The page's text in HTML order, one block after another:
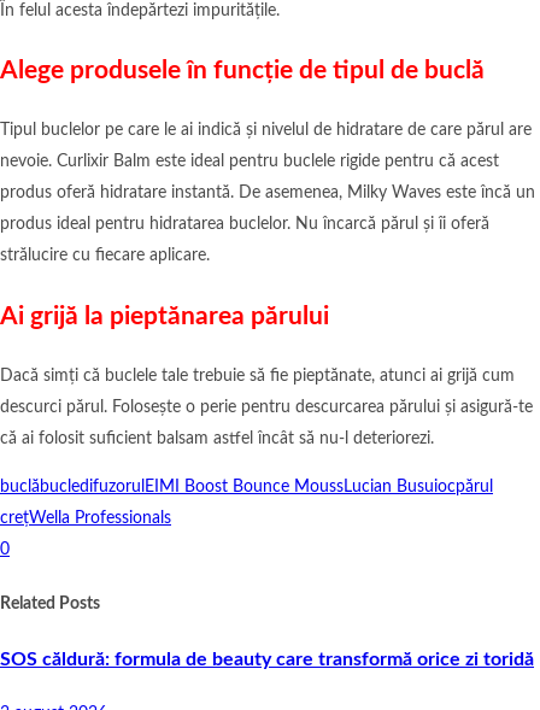
În felul acesta îndepărtezi impuritățile.
Alege produsele în funcție de tipul de buclă
Tipul buclelor pe care le ai indică și nivelul de hidratare de care părul are
nevoie. Curlixir Balm este ideal pentru buclele rigide pentru că acest
produs oferă hidratare instantă. De asemenea, Milky Waves este încă un
produs ideal pentru hidratarea buclelor. Nu încarcă părul și îi oferă
strălucire cu fiecare aplicare.
Ai grijă la pieptănarea părului
Dacă simți că buclele tale trebuie să fie pieptănate, atunci ai grijă cum
descurci părul. Folosește o perie pentru descurcarea părului și asigură-te
că ai folosit suficient balsam astfel încât să nu-l deteriorezi.
buclă bucledifuzorul EIMI Boost Bounce MoussLucian Busuiocpărul
crețWella Professionals
0
Related Posts
SOS căldură: formula de beauty care transformă orice zi toridă